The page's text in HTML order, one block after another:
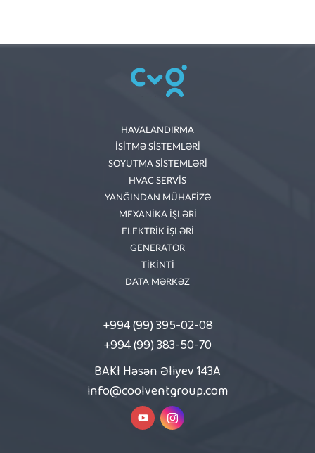
HAVALANDIRMA
İSİTMƏ SİSTEMLƏRİ
SOYUTMA SİSTEMLƏRİ
HVAC SERVİS
YANĞINDAN MÜHAFİZƏ
MEXANİKA İŞLƏRİ
ELEKTRİK İŞLƏRİ
GENERATOR
TİKİNTİ
DATA MƏRKƏZ
+994 (99) 395-02-08
+994 (99) 383-50-70
BAKI Həsən Əliyev 143A
info@coolventgroup.com